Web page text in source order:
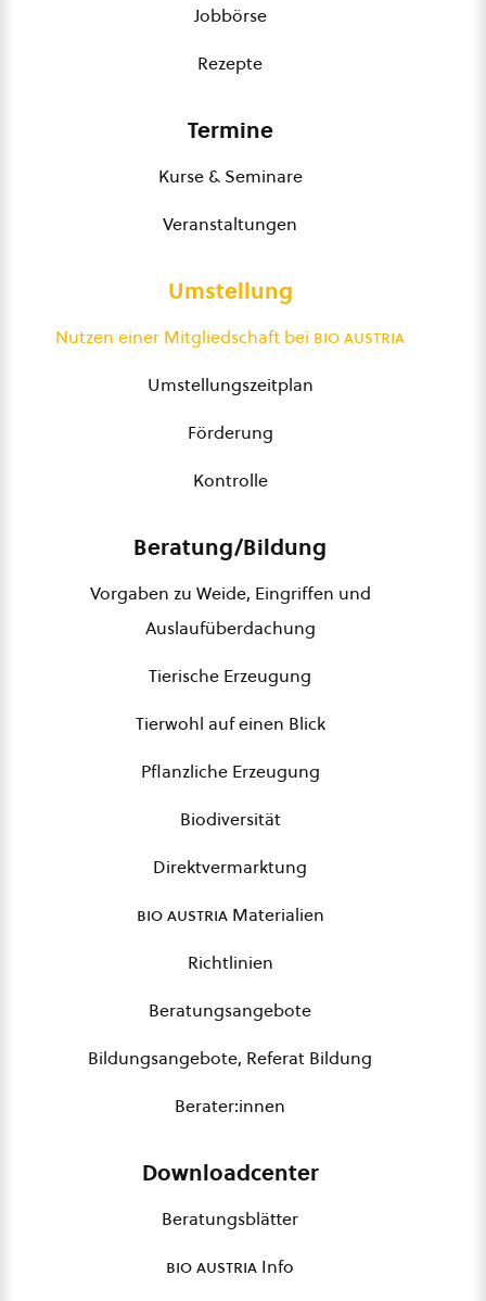
Jobbörse
Rezepte
Termine
Kurse & Seminare
Veranstaltungen
Umstellung
Nutzen einer Mitgliedschaft bei bio austria
Umstellungszeitplan
Förderung
Kontrolle
Beratung/Bildung
Vorgaben zu Weide, Eingriffen und
Auslaufüberdachung
Tierische Erzeugung
Tierwohl auf einen Blick
Pflanzliche Erzeugung
Biodiversität
Direktvermarktung
bio austriaMaterialien
Richtlinien
Beratungsangebote
Bildungsangebote, Referat Bildung
Berater:innen
Downloadcenter
Beratungsblätter
bio austria Info